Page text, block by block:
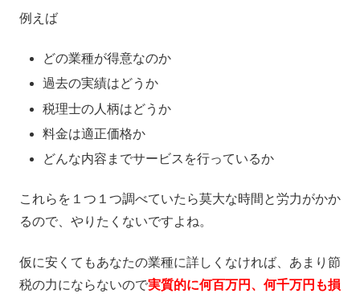
例えば
どの業種が得意なのか
過去の実績はどうか
税理士の人柄はどうか
料金は適正価格か
どんな内容までサービスを行っているか
これらを１つ１つ調べていたら莫大な時間と労力がかか
るので、やりたくないですよね。
仮に安くてもあなたの業種に詳しくなければ、あまり節
税の力にならないので実質的に何百万円、何千万円も損